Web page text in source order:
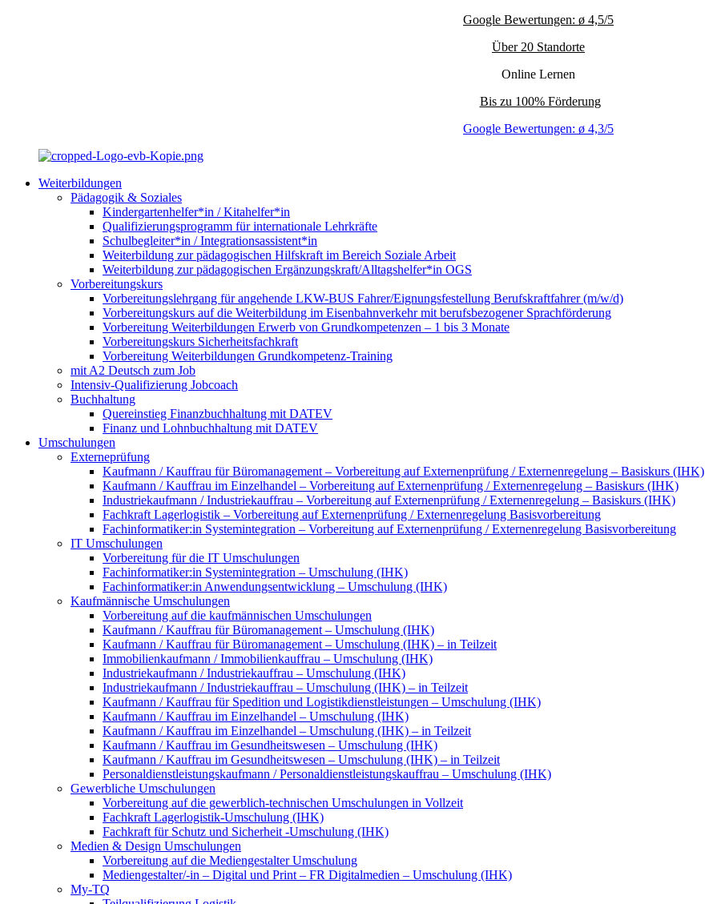
Google Bewertungen: ø 4,5/5
Über 20 Standorte
Online Lernen
Bis zu 100% Förderung
Google Bewertungen: ø 4,3/5
Weiterbildungen
Pädagogik & Soziales
Kindergartenhelfer*in / Kitahelfer*in
Qualifizierungsprogramm für internationale Lehrkräfte
Schulbegleiter*in / Integrationsassistent*in
Weiterbildung zur pädagogischen Hilfskraft im Bereich Soziale Arbeit
Weiterbildung zur pädagogischen Ergänzungskraft/Alltagshelfer*in OGS
Vorbereitungskurs
Vorbereitungslehrgang für angehende LKW-BUS Fahrer/Eignungsfestellung Berufskraftfahrer (m/w/d)
Vorbereitungskurs auf die Weiterbildung im Eisenbahnverkehr mit berufsbezogener Sprachförderung
Vorbereitung Weiterbildungen Erwerb von Grundkompetenzen – 1 bis 3 Monate
Vorbereitungskurs Sicherheitsfachkraft
Vorbereitung Weiterbildungen Grundkompetenz-Training
mit A2 Deutsch zum Job
Intensiv-Qualifizierung Jobcoach
Buchhaltung
Quereinstieg Finanzbuchhaltung mit DATEV
Finanz und Lohnbuchhaltung mit DATEV
Umschulungen
Externeprüfung
Kaufmann / Kauffrau für Büromanagement – Vorbereitung auf Externenprüfung / Externenregelung – Basiskurs (IHK)
Kaufmann / Kauffrau im Einzelhandel – Vorbereitung auf Externenprüfung / Externenregelung – Basiskurs (IHK)
Industriekaufmann / Industriekauffrau – Vorbereitung auf Externenprüfung / Externenregelung – Basiskurs (IHK)
Fachkraft Lagerlogistik – Vorbereitung auf Externenprüfung / Externenregelung Basisvorbereitung
Fachinformatiker:in Systemintegration – Vorbereitung auf Externenprüfung / Externenregelung Basisvorbereitung
IT Umschulungen
Vorbereitung für die IT Umschulungen
Fachinformatiker:in Systemintegration – Umschulung (IHK)
Fachinformatiker:in Anwendungsentwicklung – Umschulung (IHK)
Kaufmännische Umschulungen
Vorbereitung auf die kaufmännischen Umschulungen
Kaufmann / Kauffrau für Büromanagement – Umschulung (IHK)
Kaufmann / Kauffrau für Büromanagement – Umschulung (IHK) – in Teilzeit
Immobilienkaufmann / Immobilienkauffrau – Umschulung (IHK)
Industriekaufmann / Industriekauffrau – Umschulung (IHK)
Industriekaufmann / Industriekauffrau – Umschulung (IHK) – in Teilzeit
Kaufmann / Kauffrau für Spedition und Logistikdienstleistungen – Umschulung (IHK)
Kaufmann / Kauffrau im Einzelhandel – Umschulung (IHK)
Kaufmann / Kauffrau im Einzelhandel – Umschulung (IHK) – in Teilzeit
Kaufmann / Kauffrau im Gesundheitswesen – Umschulung (IHK)
Kaufmann / Kauffrau im Gesundheitswesen – Umschulung (IHK) – in Teilzeit
Personaldienstleistungskaufmann / Personaldienstleistungskauffrau – Umschulung (IHK)
Gewerbliche Umschulungen
Vorbereitung auf die gewerblich-technischen Umschulungen in Vollzeit
Fachkraft Lagerlogistik-Umschulung (IHK)
Fachkraft für Schutz und Sicherheit -Umschulung (IHK)
Medien & Design Umschulungen
Vorbereitung auf die Mediengestalter Umschulung
Mediengestalter/-in – Digital und Print – FR Digitalmedien – Umschulung (IHK)
My-TQ